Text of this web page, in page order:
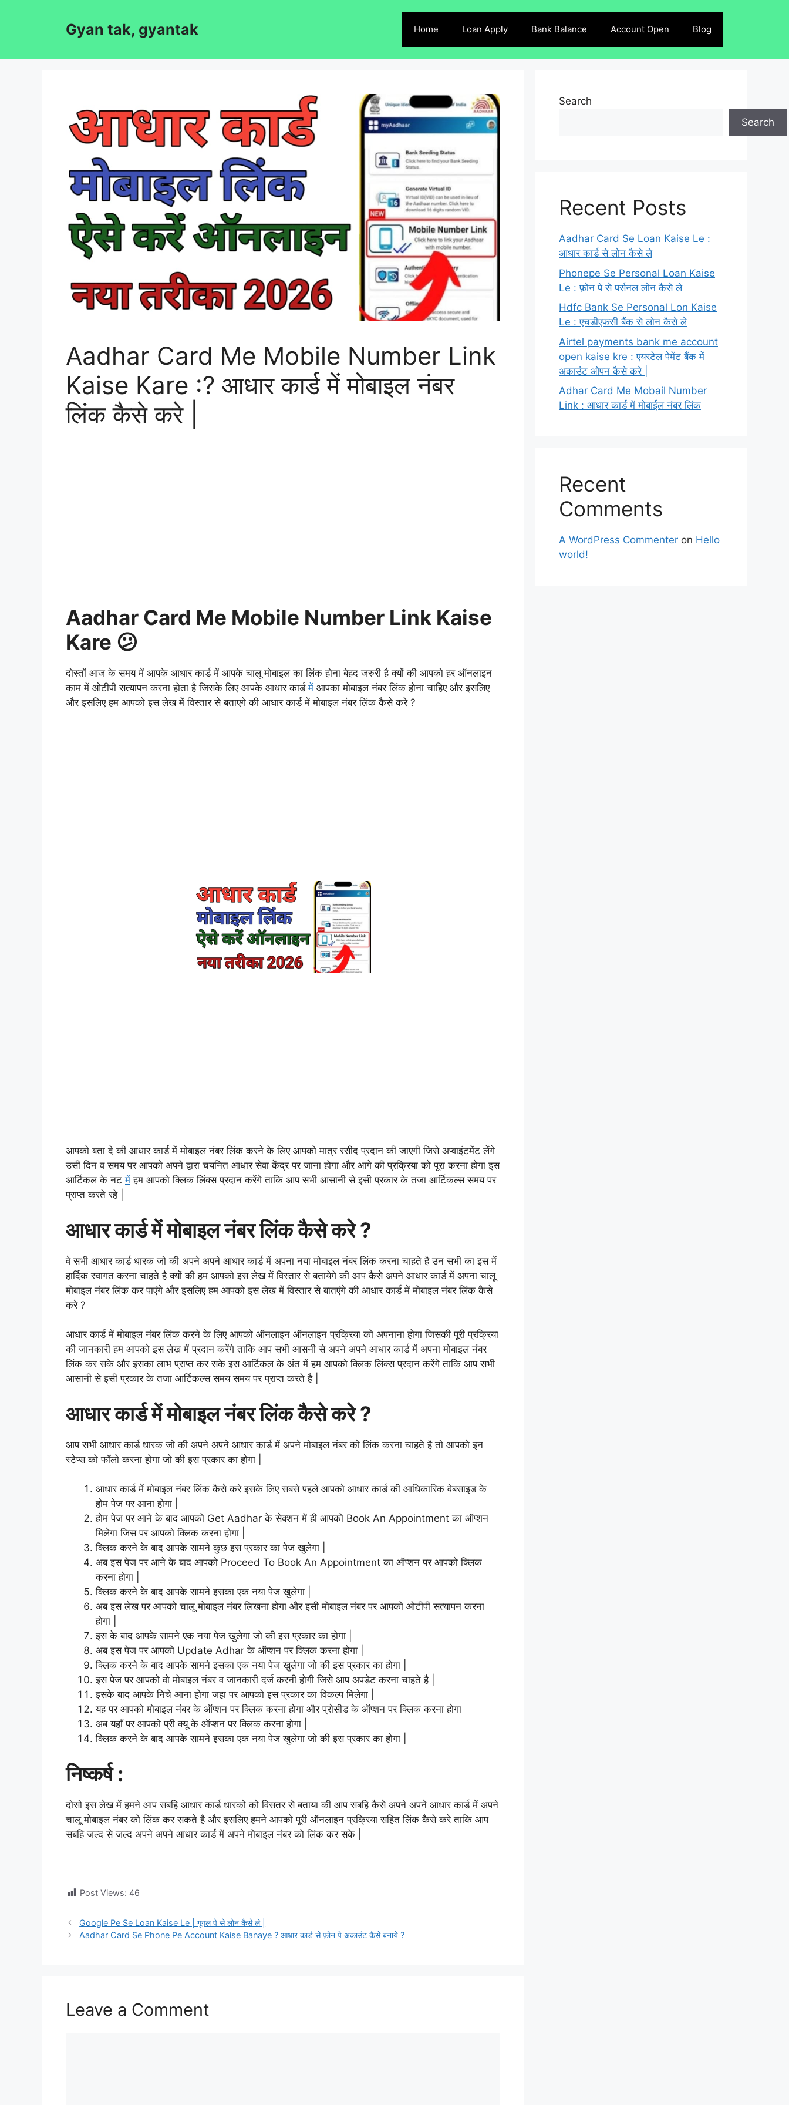
Gyan tak, gyantak Home Loan Apply Bank Balance Account Open Blog
Aadhar Card Me Mobile Number Link
Kaise Kare :? आधार कार्ड में मोबाइल नंबर
लिंक कैसे करे |
Aadhar Card Me Mobile Number Link Kaise
Kare 😕
दोस्तों आज के समय में आपके आधार कार्ड में आपके चालू मोबाइल का लिंक होना बेहद जरुरी है क्यों की आपको हर ऑनलाइन
काम में ओटीपी सत्यापन करना होता है जिसके लिए आपके आधार कार्डमें आपका मोबाइल नंबर लिंक होना चाहिए और इसलिए
और इसलिए हम आपको इस लेख में विस्तार से बताएगे की आधार कार्ड में मोबाइल नंबर लिंक कैसे करे ?
आपको बता दे की आधार कार्ड में मोबाइल नंबर लिंक करने के लिए आपको मात्र रसीद प्रदान की जाएगी जिसे अप्वाइंटमेंट लेंगे
उसी दिन व समय पर आपको अपने द्वारा चयनित आधार सेवा केंद्र पर जाना होगा और आगे की प्रक्रिया को पूरा करना होगा इस
आर्टिकल के नटमें हम आपको क्लिक लिंक्स प्रदान करेंगे ताकि आप सभी आसानी से इसी प्रकार के तजा आर्टिकल्स समय पर
प्राप्त करते रहे |
आधार कार्ड में मोबाइल नंबर लिंक कैसे करे ?
वे सभी आधार कार्ड धारक जो की अपने अपने आधार कार्ड में अपना नया मोबाइल नंबर लिंक करना चाहते है उन सभी का इस में
हार्दिक स्वागत करना चाहते है क्यों की हम आपको इस लेख में विस्तार से बतायेगे की आप कैसे अपने आधार कार्ड में अपना चालू
मोबाइल नंबर लिंक कर पाएंगे और इसलिए हम आपको इस लेख में विस्तार से बातएंगे की आधार कार्ड में मोबाइल नंबर लिंक कैसे
करे ?
आधार कार्ड में मोबाइल नंबर लिंक करने के लिए आपको ऑनलाइन ऑनलाइन प्रक्रिया को अपनाना होगा जिसकी पूरी प्रक्रिया
की जानकारी हम आपको इस लेख में प्रदान करेंगे ताकि आप सभी आसनी से अपने अपने आधार कार्ड में अपना मोबाइल नंबर
लिंक कर सके और इसका लाभ प्राप्त कर सके इस आर्टिकल के अंत में हम आपको क्लिक लिंक्स प्रदान करेंगे ताकि आप सभी
आसानी से इसी प्रकार के तजा आर्टिकल्स समय समय पर प्राप्त करते है |
आधार कार्ड में मोबाइल नंबर लिंक कैसे करे ?
आप सभी आधार कार्ड धारक जो की अपने अपने आधार कार्ड में अपने मोबाइल नंबर को लिंक करना चाहते है तो आपको इन
स्टेप्स को फॉलो करना होगा जो की इस प्रकार का होगा |
आधार कार्ड में मोबाइल नंबर लिंक कैसे करे इसके लिए सबसे पहले आपको आधार कार्ड की आधिकारिक वेबसाइड के
होम पेज पर आना होगा |
होम पेज पर आने के बाद आपको Get Aadhar के सेक्शन में ही आपको Book An Appointment का ऑप्शन
मिलेगा जिस पर आपको क्लिक करना होगा |
क्लिक करने के बाद आपके सामने कुछ इस प्रकार का पेज खुलेगा |
अब इस पेज पर आने के बाद आपको Proceed To Book An Appointment का ऑप्शन पर आपको क्लिक
करना होगा |
क्लिक करने के बाद आपके सामने इसका एक नया पेज खुलेगा |
अब इस लेख पर आपको चालू मोबाइल नंबर लिखना होगा और इसी मोबाइल नंबर पर आपको ओटीपी सत्यापन करना
होगा |
इस के बाद आपके सामने एक नया पेज खुलेगा जो की इस प्रकार का होगा |
अब इस पेज पर आपको Update Adhar के ऑप्शन पर क्लिक करना होगा |
क्लिक करने के बाद आपके सामने इसका एक नया पेज खुलेगा जो की इस प्रकार का होगा |
इस पेज पर आपको वो मोबाइल नंबर व जानकारी दर्ज करनी होगी जिसे आप अपडेट करना चाहते है |
इसके बाद आपके निचे आना होगा जहा पर आपको इस प्रकार का विकल्प मिलेगा |
यह पर आपको मोबाइल नंबर के ऑप्शन पर क्लिक करना होगा और प्रोसीड के ऑप्शन पर क्लिक करना होगा
अब यहाँ पर आपको प्री क्यू के ऑप्शन पर क्लिक करना होगा |
क्लिक करने के बाद आपके सामने इसका एक नया पेज खुलेगा जो की इस प्रकार का होगा |
निष्कर्ष :
दोसो इस लेख में हमने आप सबहि आधार कार्ड धारको को विसतर से बताया की आप सबहि कैसे अपने अपने आधार कार्ड में अपने
चालू मोबाइल नंबर को लिंक कर सकते है और इसलिए हमने आपको पूरी ऑनलाइन प्रक्रिया सहित लिंक कैसे करे ताकि आप
सबहि जल्द से जल्द अपने अपने आधार कार्ड में अपने मोबाइल नंबर को लिंक कर सके |
Post Views: 46
Google Pe Se Loan Kaise Le | गूगल पे से लोन कैसे ले |
Aadhar Card Se Phone Pe Account Kaise Banaye ? आधार कार्ड से फ़ोन पे अकाउंट कैसे बनाये ?
Leave a Comment
Search
Search
Recent Posts
Aadhar Card Se Loan Kaise Le :
आधार कार्ड से लोन कैसे ले
Phonepe Se Personal Loan Kaise
Le : फ़ोन पे से पर्सनल लोन कैसे ले
Hdfc Bank Se Personal Lon Kaise
Le : एचडीएफसी बैंक से लोन कैसे ले
Airtel payments bank me account
open kaise kre : एयरटेल पेमेंट बैंक में
अकाउंट ओपन कैसे करे |
Adhar Card Me Mobail Number
Link : आधार कार्ड में मोबाईल नंबर लिंक
Recent
Comments
A WordPress Commenter on Hello
world!